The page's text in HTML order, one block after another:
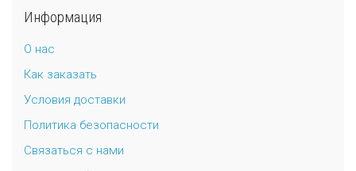
Информация
О нас
Как заказать
Условия доставки
Политика безопасности
Связаться с нами